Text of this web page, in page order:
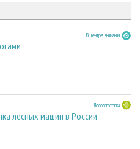
В центре внимания
Лесозаготовка
лесных машин в России